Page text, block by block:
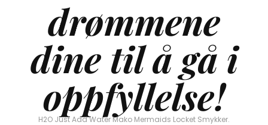
drømmene
dine til å gå i
oppfyllelse!
H2O Just Add Water Mako Mermaids Locket Smykker.